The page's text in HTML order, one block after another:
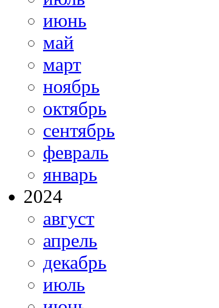
июнь
май
март
ноябрь
октябрь
сентябрь
февраль
январь
2024
август
апрель
декабрь
июль